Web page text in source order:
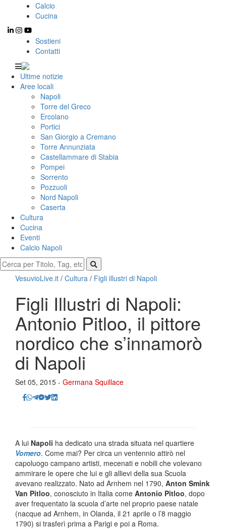
Calcio
Cucina
Sostieni
Contatti
Ultime notizie
Aree locali
Napoli
Torre del Greco
Ercolano
Portici
San Giorgio a Cremano
Torre Annunziata
Castellammare di Stabia
Pompei
Sorrento
Pozzuoli
Nord Napoli
Caserta
Cultura
Cucina
Eventi
Calcio Napoli
VesuvioLive.it / Cultura / Figli illustri di Napoli
Figli Illustri di Napoli:
Antonio Pitloo, il pittore
nordico che s’innamorò
di Napoli
Set 05, 2015 - Germana Squillace
A lui Napoli ha dedicato una strada situata nel quartiere
Vomero. Come mai? Per circa un ventennio attirò nel
capoluogo campano artisti, mecenati e nobili che volevano
ammirare le opere che lui e gli allievi della sua Scuola
avevano realizzato. Nato ad Arnhem nel 1790, Anton Smink
Van Pitloo, conosciuto in Italia come Antonio Pitloo, dopo
aver frequentato la scuola d’arte nel proprio paese natale
(nacque ad Arnhem, in Olanda, il 21 aprile o l’8 maggio
1790) si trasferì prima a Parigi e poi a Roma.